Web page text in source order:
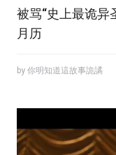
被骂“史上最诡异
月历
by 你明知道這故事詭譎